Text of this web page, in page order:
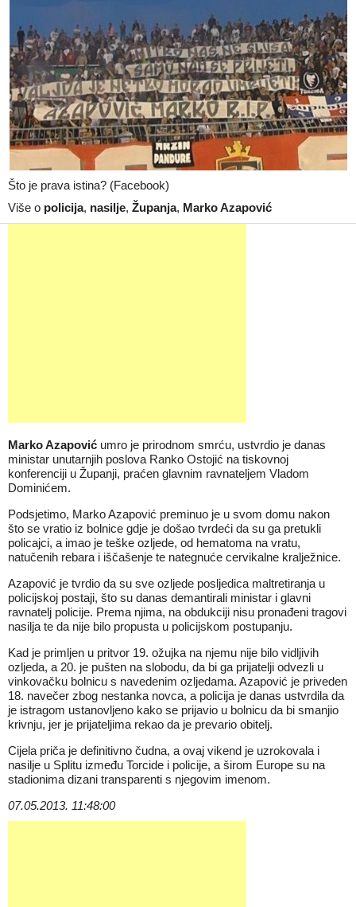
Što je prava istina? (Facebook)
Više o policija, nasilje, Županja, Marko Azapović
Marko Azapović umro je prirodnom smrću, ustvrdio je danas
ministar unutarnjih poslova Ranko Ostojić na tiskovnoj
konferenciji u Županji, praćen glavnim ravnateljem Vladom
Dominićem.
Podsjetimo, Marko Azapović preminuo je u svom domu nakon
što se vratio iz bolnice gdje je došao tvrdeći da su ga pretukli
policajci, a imao je teške ozljede, od hematoma na vratu,
natučenih rebara i iščašenje te nategnuće cervikalne kralježnice.
Azapović je tvrdio da su sve ozljede posljedica maltretiranja u
policijskoj postaji, što su danas demantirali ministar i glavni
ravnatelj policije. Prema njima, na obdukciji nisu pronađeni tragovi
nasilja te da nije bilo propusta u policijskom postupanju.
Kad je primljen u pritvor 19. ožujka na njemu nije bilo vidljivih
ozljeda, a 20. je pušten na slobodu, da bi ga prijatelji odvezli u
vinkovačku bolnicu s navedenim ozljedama. Azapović je priveden
18. navečer zbog nestanka novca, a policija je danas ustvrdila da
je istragom ustanovljeno kako se prijavio u bolnicu da bi smanjio
krivnju, jer je prijateljima rekao da je prevario obitelj.
Cijela priča je definitivno čudna, a ovaj vikend je uzrokovala i
nasilje u Splitu između Torcide i policije, a širom Europe su na
stadionima dizani transparenti s njegovim imenom.
07.05.2013. 11:48:00